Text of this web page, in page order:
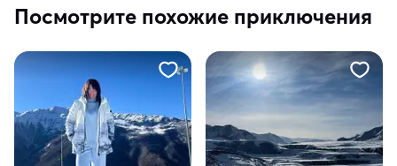
Посмотрите похожие приключения